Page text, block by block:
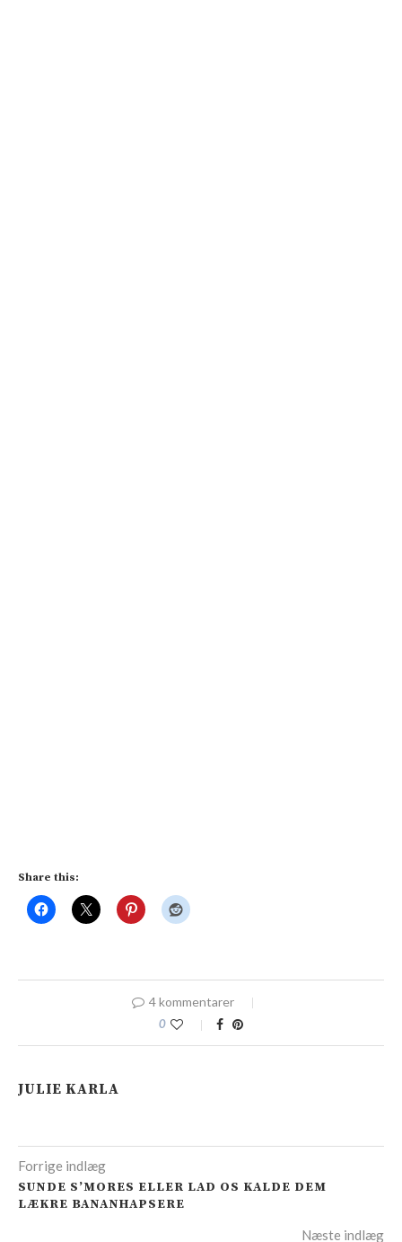
Share this:
4 kommentarer
0
JULIE KARLA
Forrige indlæg
SUNDE S’MORES ELLER LAD OS KALDE DEM
LÆKRE BANANHAPSERE
Næste indlæg